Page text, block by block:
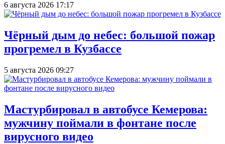
6 августа 2026 17:17
Чёрный дым до небес: большой пожар
прогремел в Кузбассе
5 августа 2026 09:27
Мастурбировал в автобусе Кемерова:
мужчину поймали в фонтане после
вирусного видео